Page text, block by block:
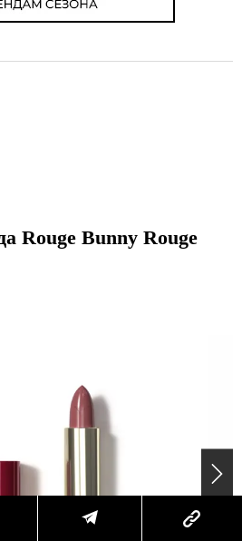
Rouge Bunny Rouge